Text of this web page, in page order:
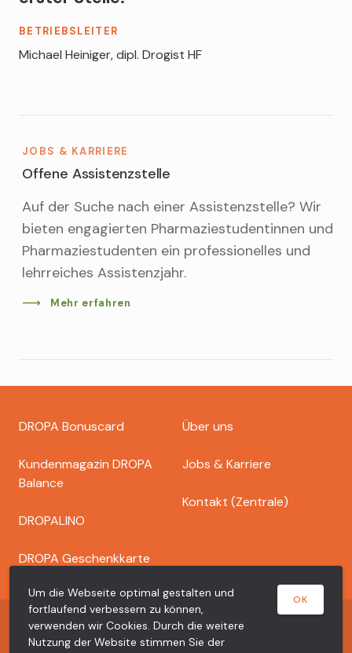
BETRIEBSLEITER
Michael Heiniger, dipl. Drogist HF
JOBS & KARRIERE
Offene Assistenzstelle
Auf der Suche nach einer Assistenzstelle? Wir
bieten engagierten Pharmaziestudentinnen und
Pharmaziestudenten ein professionelles und
lehrreiches Assistenzjahr.
Mehr erfahren
Footer
dropa
DROPA Bonuscard
Kundenmagazin DROPA
Balance
DROPALINO
DROPA Geschenkkarte
Über uns
Jobs & Karriere
Kontakt (Zentrale)
Copyright © 2026 Dr. Bähler Dropa AG
Um die Webseite optimal gestalten und
fortlaufend verbessern zu können,
verwenden wir Cookies. Durch die weitere
Nutzung der Website stimmen Sie der
OK